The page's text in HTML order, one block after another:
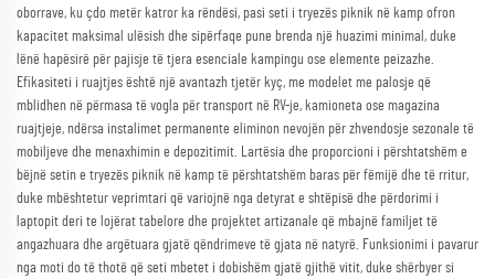
oborrave, ku çdo metër katror ka rëndësi, pasi seti i tryezës piknik në kamp ofron
kapacitet maksimal ulësish dhe sipërfaqe pune brenda një huazimi minimal, duke
lënë hapësirë për pajisje të tjera esenciale kampingu ose elemente peizazhe.
Efikasiteti i ruajtjes është një avantazh tjetër kyç, me modelet me palosje që
mblidhen në përmasa të vogla për transport në RV-je, kamioneta ose magazina
ruajtjeje, ndërsa instalimet permanente eliminon nevojën për zhvendosje sezonale të
mobiljeve dhe menaxhimin e depozitimit. Lartësia dhe proporcioni i përshtatshëm e
bëjnë setin e tryezës piknik në kamp të përshtatshëm baras për fëmijë dhe të rritur,
duke mbështetur veprimtari që variojnë nga detyrat e shtëpisë dhe përdorimi i
laptopit deri te lojërat tabelore dhe projektet artizanale që mbajnë familjet të
angazhuara dhe argëtuara gjatë qëndrimeve të gjata në natyrë. Funksionimi i pavarur
nga moti do të thotë që seti mbetet i dobishëm gjatë gjithë vitit, duke shërbyer si